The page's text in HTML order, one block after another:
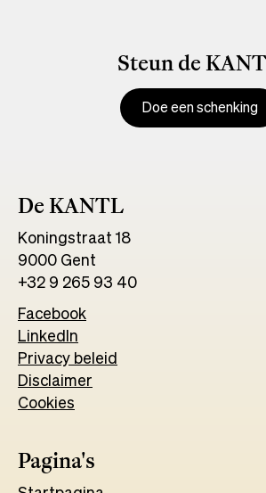
Steun de
Doe een schenking
De KANTL
Koningstraat 18
9000 Gent
+32 9 265 93 40
Facebook
a
new
LinkedIn
in
a
Privacy beleid
Disclaimer
Cookies
Pagina's